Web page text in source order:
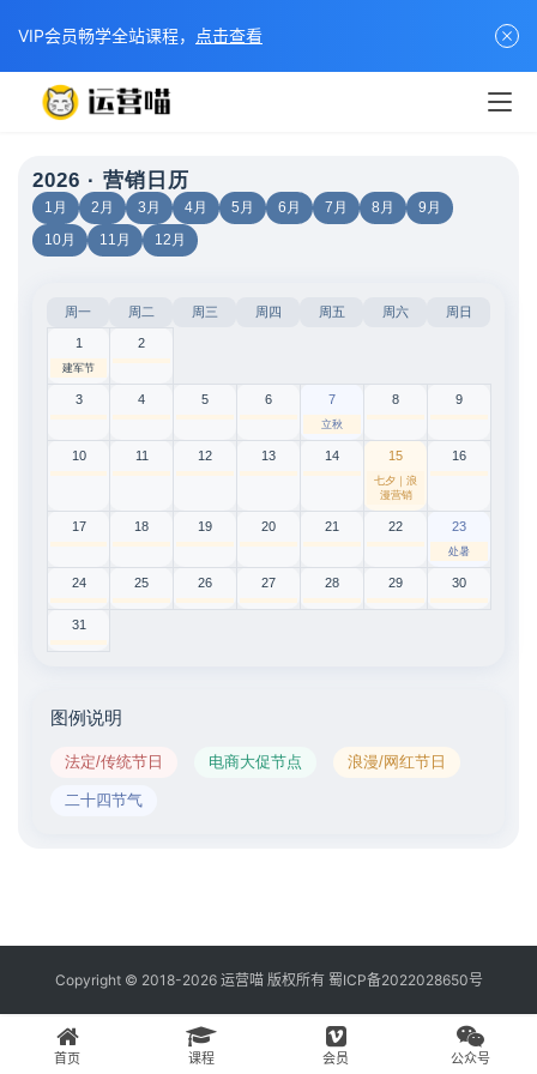
2026 · 营销日历
1月 2月 3月 4月 5月 6月 7月 8月
9月
10月
11月 12月
周一 周二 周三 周四 周五 周六 周日
1
建军节
2
3 4 5 6 7
立秋
8 9
10 11 12 13 14 15
七夕｜浪
漫营销
16
17 18 19 20 21 22 23
处暑
24 25 26 27 28 29 30
31
图例说明
法定/传统节日 电商大促节点 浪漫/网红节日
二十四节气
Copyright © 2018-2026 运营喵 版权所有 蜀ICP备2022028650号
首页 课程 会员 公众号
VIP会员畅学全站课程， 点击查看